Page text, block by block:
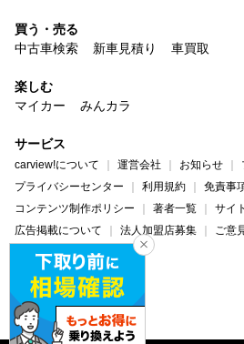
買う・売る
中古車検索
新車見積り 車買取
楽しむ
マイカー
みんカラ
サービス
carview!について 運営会社 お知らせ
プライバシーセンター
利用規約
免責事
コンテンツ制作ポリシー
著者一覧
サイ
広告掲載について
法人加盟店募集
ご意
ヘルプ・お問い合わせ
carview! Yahoo! JAPAN